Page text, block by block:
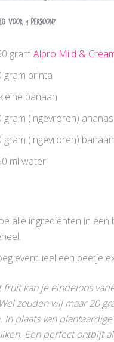
voor 1 persoon?
gram Alpro Mild &
gram brinta
banaan
gram (ingevroren) ananas
gram (ingevroren) banaan
ml water
alle ingrediënten in
eventueel een beetje
fruit kan je eindeloos
zouden wij maar 20
In plaats van
Een perfect ontbijt